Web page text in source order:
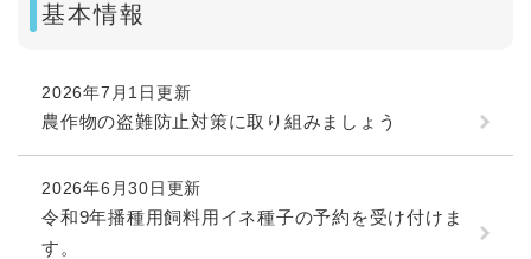
基本情報
2026年7月1日更新
農作物の盗難防止対策に取り組みましょう
2026年6月30日更新
令和9年播種用飼料用イネ種子の予約を受け付けま
す。